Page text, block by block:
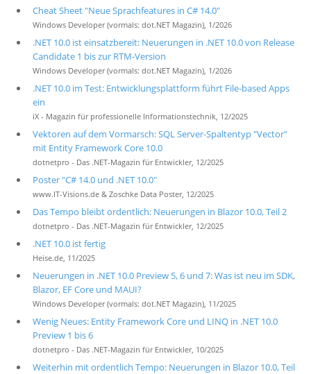
Cheat Sheet "Neue Sprachfeatures in C# 14.0"
Windows Developer (vormals: dot.NET Magazin), 1/2026
.NET 10.0 ist einsatzbereit: Neuerungen in .NET 10.0 von Release
Candidate 1 bis zur RTM-Version
Windows Developer (vormals: dot.NET Magazin), 1/2026
.NET 10.0 im Test: Entwicklungsplattform führt File-based Apps
ein
iX - Magazin für professionelle Informationstechnik, 12/2025
Vektoren auf dem Vormarsch: SQL Server-Spaltentyp "Vector"
mit Entity Framework Core 10.0
dotnetpro - Das .NET-Magazin für Entwickler, 12/2025
Poster "C# 14.0 und .NET 10.0"
www.IT-Visions.de & Zoschke Data Poster, 12/2025
Das Tempo bleibt ordentlich: Neuerungen in Blazor 10.0, Teil 2
dotnetpro - Das .NET-Magazin für Entwickler, 12/2025
.NET 10.0 ist fertig
Heise.de, 11/2025
Neuerungen in .NET 10.0 Preview 5, 6 und 7: Was ist neu im SDK,
Blazor, EF Core und MAUI?
Windows Developer (vormals: dot.NET Magazin), 11/2025
Wenig Neues: Entity Framework Core und LINQ in .NET 10.0
Preview 1 bis 6
dotnetpro - Das .NET-Magazin für Entwickler, 10/2025
Weiterhin mit ordentlich Tempo: Neuerungen in Blazor 10.0, Teil